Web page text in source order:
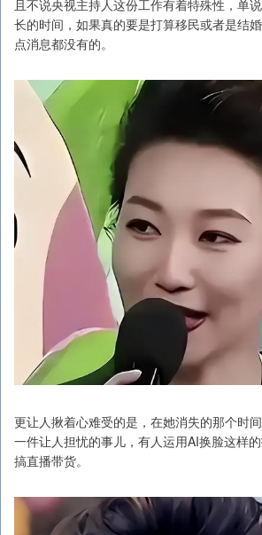
且不说央视主持人这份工作有着特殊性，单
长的时间，如果真的要是打算移民或者是结
点消息都没有的。
更让人揪着心难受的是，在她消失的那个时
一件让人担忧的事儿，有人运用AI换脸这样
搞直播带货。